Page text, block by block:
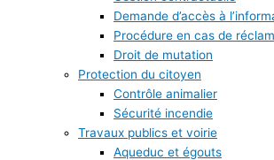
Demande d’accès à
Procédure en cas de
Droit de mutation
Protection du citoyen
Contrôle animalier
Sécurité incendie
Travaux publics et voirie
Aqueduc et égouts